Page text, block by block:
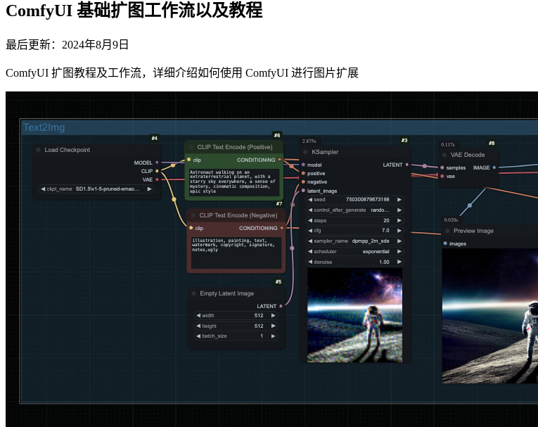
ComfyUI 基础扩图工作流以及教程
最后更新：2024年8月9日
ComfyUI 扩图教程及工作流，详细介绍如何使用 ComfyUI 进行图片扩展